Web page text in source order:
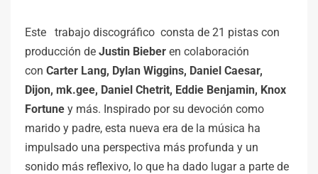
Este trabajo discográfico consta de 21 pistas con
producción de Justin Bieber en colaboración
con Carter Lang, Dylan Wiggins, Daniel Caesar,
Dijon, mk.gee, Daniel Chetrit, Eddie Benjamin, Knox
Fortune y más. Inspirado por su devoción como
marido y padre, esta nueva era de la música ha
impulsado una perspectiva más profunda y un
sonido más reflexivo, lo que ha dado lugar a parte de